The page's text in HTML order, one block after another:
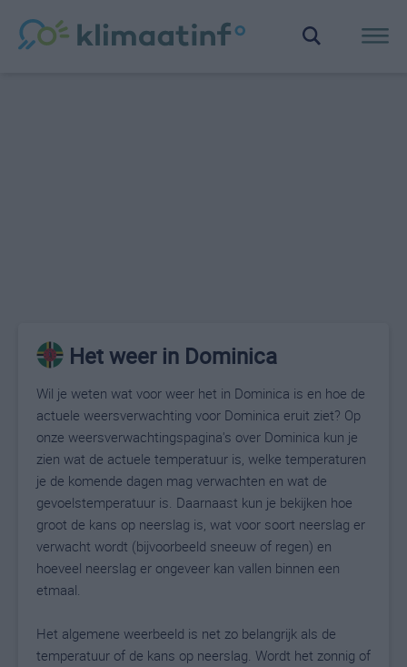
Het weer in Dominica
Wil je weten wat voor weer het in Dominica is en hoe de
actuele weersverwachting voor Dominica eruit ziet? Op
onze weersverwachtingspagina's over Dominica kun je
zien wat de actuele temperatuur is, welke temperaturen
je de komende dagen mag verwachten en wat de
gevoelstemperatuur is. Daarnaast kun je bekijken hoe
groot de kans op neerslag is, wat voor soort neerslag er
verwacht wordt (bijvoorbeeld sneeuw of regen) en
hoeveel neerslag er ongeveer kan vallen binnen een
etmaal.
Het algemene weerbeeld is net zo belangrijk als de
temperatuur of de kans op neerslag. Wordt het zonnig of